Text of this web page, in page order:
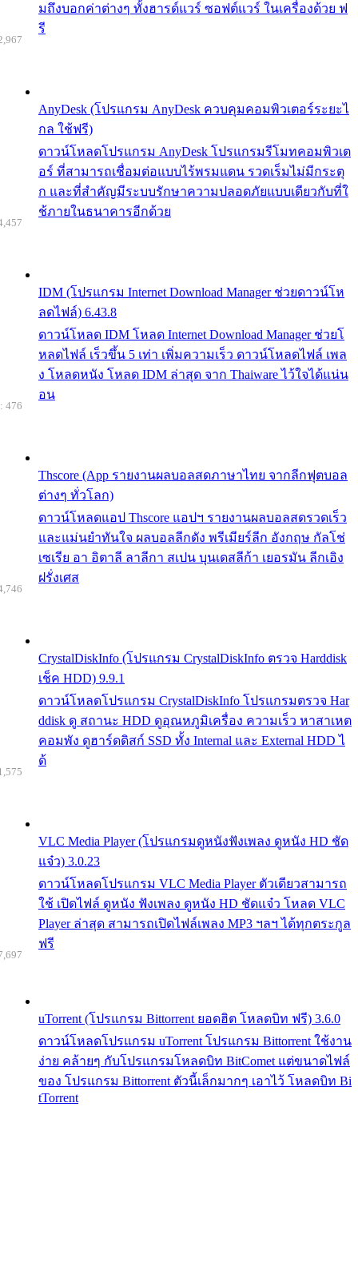
มถึงบอกค่าต่างๆ ทั้งฮารด์แวร์ ซอฟต์แวร์ ในเครื่องด้วย ฟ
รี
AnyDesk (โปรแกรม AnyDesk ควบคุมคอมพิวเตอร์ระยะไ
กล ใช้ฟรี)
ดาวน์โหลดโปรแกรม AnyDesk โปรแกรมรีโมทคอมพิวเต
อร์ ที่สามารถเชื่อมต่อแบบไร้พรมแดน รวดเร็มไม่มีกระตุ
ก และที่สำคัญมีระบบรักษาความปลอดภัยแบบเดียวกับที่ใ
ช้ภายในธนาคารอีกด้วย
IDM (โปรแกรม Internet Download Manager ช่วยดาวน์โห
ลดไฟล์) 6.43.8
ดาวน์โหลด IDM โหลด Internet Download Manager ช่วยโ
หลดไฟล์ เร็วขึ้น 5 เท่า เพิ่มความเร็ว ดาวน์โหลดไฟล์ เพล
ง โหลดหนัง โหลด IDM ล่าสุด จาก Thaiware ไว้ใจได้แน่น
อน
Thscore (App รายงานผลบอลสดภาษาไทย จากลีกฟุตบอล
ต่างๆ ทั่วโลก)
ดาวน์โหลดแอป Thscore แอปฯ รายงานผลบอลสดรวดเร็ว
และแม่นยำทันใจ ผลบอลลีกดัง พรีเมียร์ลีก อังกฤษ กัลโช่
เซเรีย อา อิตาลี ลาลีกา สเปน บุนเดสลีก้า เยอรมัน ลีกเอิง
ฝรั่งเศส
476
CrystalDiskInfo (โปรแกรม CrystalDiskInfo ตรวจ Harddisk
เช็ค HDD) 9.9.1
ดาวน์โหลดโปรแกรม CrystalDiskInfo โปรแกรมตรวจ Har
ddisk ดู สถานะ HDD ดูอุณหภูมิเครื่อง ความเร็ว หาสาเหต
คอมพัง ดูฮาร์ดดิสก์ SSD ทั้ง Internal และ External HDD ไ
ด้
VLC Media Player (โปรแกรมดูหนังฟังเพลง ดูหนัง HD ชัด
แจ๋ว) 3.0.23
ดาวน์โหลดโปรแกรม VLC Media Player ตัวเดียวสามารถ
ใช้ เปิดไฟล์ ดูหนัง ฟังเพลง ดูหนัง HD ชัดแจ๋ว โหลด VLC
Player ล่าสุด สามารถเปิดไฟล์เพลง MP3 ฯลฯ ได้ทุกตระกูล
ฟรี
uTorrent (โปรแกรม Bittorrent ยอดฮิต โหลดบิท ฟรี) 3.6.0
ดาวน์โหลดโปรแกรม uTorrent โปรแกรม Bittorrent ใช้งาน
ง่าย คล้ายๆ กับโปรแกรมโหลดบิท BitComet แต่ขนาดไฟล์
ของ โปรแกรม Bittorrent ตัวนี้เล็กมากๆ เอาไว้ โหลดบิท Bi
tTorrent